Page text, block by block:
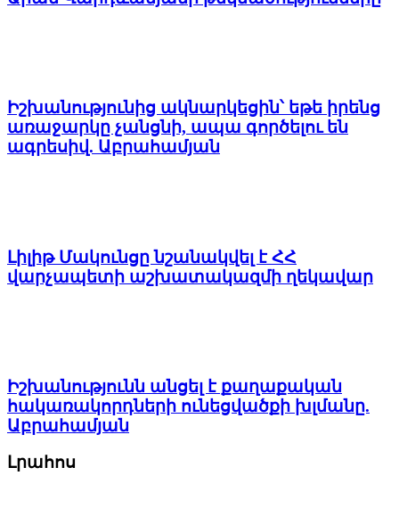
Իշխանությունից ակնարկեցին՝ եթե իրենց
առաջարկը չանցնի, ապա գործելու են
ագրեսիվ. Աբրահամյան
Լիլիթ Մակունցը նշանակվել է ՀՀ
վարչապետի աշխատակազմի ղեկավար
Իշխանությունն անցել է քաղաքական
հակառակորդների ունեցվածքի խլմանը.
Աբրահամյան
Լրահոս